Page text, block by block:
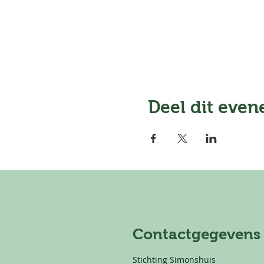
Deel dit
Contactgegevens
Stichting Simonshuis